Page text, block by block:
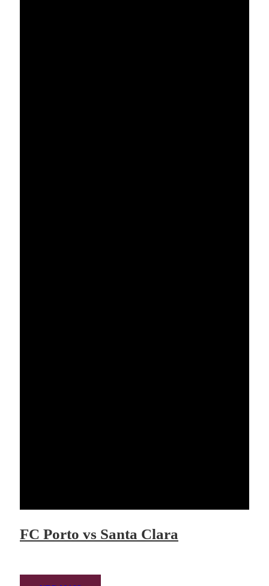
FC Porto vs Santa Clara